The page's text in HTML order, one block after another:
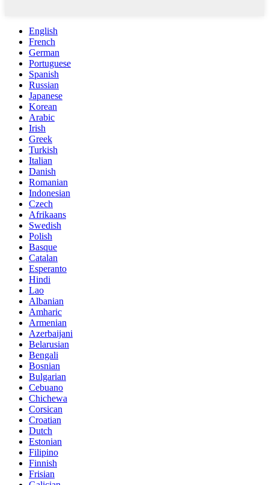
English
French
German
Portuguese
Spanish
Russian
Japanese
Korean
Arabic
Irish
Greek
Turkish
Italian
Danish
Romanian
Indonesian
Czech
Afrikaans
Swedish
Polish
Basque
Catalan
Esperanto
Hindi
Lao
Albanian
Amharic
Armenian
Azerbaijani
Belarusian
Bengali
Bosnian
Bulgarian
Cebuano
Chichewa
Corsican
Croatian
Dutch
Estonian
Filipino
Finnish
Frisian